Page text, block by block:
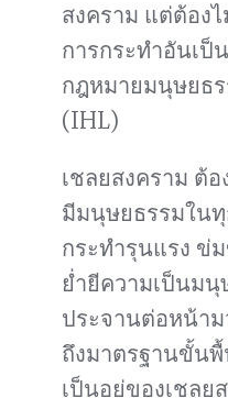
สงคราม แต่ต้อง
การกระทำอันเ
กฎหมายมนุษยธร
(IHL)
เชลยสงคราม ต้
มีมนุษยธรรมใน
กระทำรุนแรง ข่
ย่ำยีความเป็นม
ประจานต่อหน้า
ถึงมาตรฐานขั้น
เป็นอยู่ของเชลย